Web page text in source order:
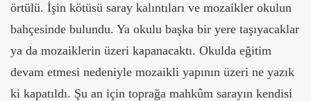
örtülü. İşin kötüsü saray kalıntıları ve mozaikler okulun
bahçesinde bulundu. Ya okulu başka bir yere taşıyacaklar
ya da mozaiklerin üzeri kapanacaktı. Okulda eğitim
devam etmesi nedeniyle mozaikli yapının üzeri ne yazık
ki kapatıldı. Şu an için toprağa mahkûm sarayın kendisi